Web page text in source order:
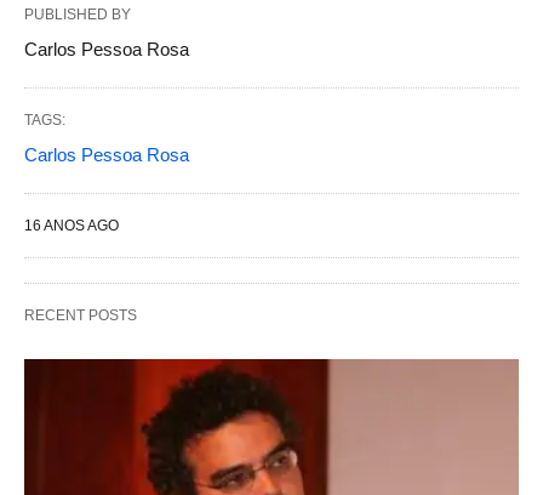
PUBLISHED BY
Carlos Pessoa Rosa
TAGS:
Carlos Pessoa Rosa
16 ANOS AGO
RECENT POSTS